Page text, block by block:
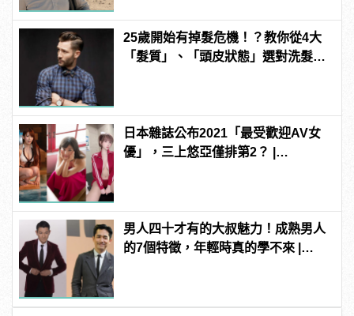
25歲開始有掉髮危機！？教你從4大
「髮質」、「頭皮狀態」選對洗髮
日本雜誌公布2021「最受歡迎AV女
優」，三上悠亞僅排第2？ |
男人四十才有的大叔魅力！成熟男人
的7個特徵，年輕時真的學不來 |